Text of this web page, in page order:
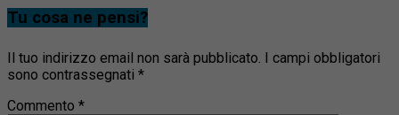
Tu cosa ne pensi?
Il tuo indirizzo email non sarà pubblicato. I campi obbligatori
sono contrassegnati *
Commento *